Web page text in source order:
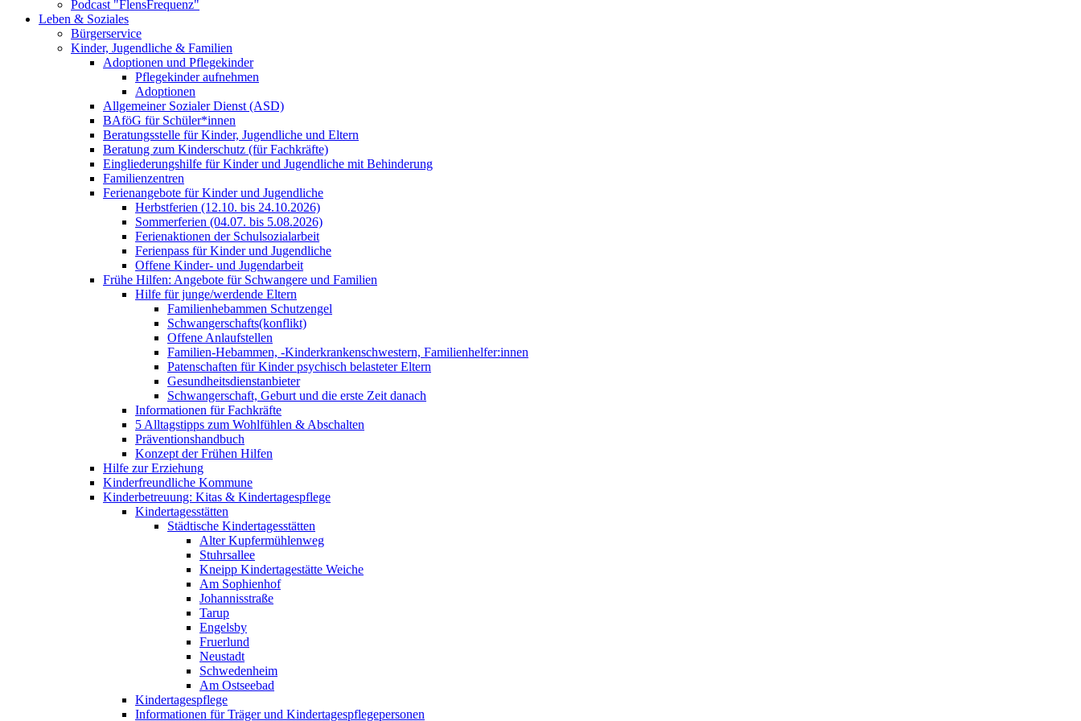
Podcast "FlensFrequenz"
Leben & Soziales
Bürgerservice
Kinder, Jugendliche & Familien
Adoptionen und Pflegekinder
Pflegekinder aufnehmen
Adoptionen
Allgemeiner Sozialer Dienst (ASD)
BAföG für Schüler*innen
Beratungsstelle für Kinder, Jugendliche und Eltern
Beratung zum Kinderschutz (für Fachkräfte)
Eingliederungshilfe für Kinder und Jugendliche mit Behinderung
Familienzentren
Ferienangebote für Kinder und Jugendliche
Herbstferien (12.10. bis 24.10.2026)
Sommerferien (04.07. bis 5.08.2026)
Ferienaktionen der Schulsozialarbeit
Ferienpass für Kinder und Jugendliche
Offene Kinder- und Jugendarbeit
Frühe Hilfen: Angebote für Schwangere und Familien
Hilfe für junge/werdende Eltern
Familienhebammen Schutzengel
Schwangerschafts(konflikt)
Offene Anlaufstellen
Familien-Hebammen, -Kinderkrankenschwestern, Familienhelfer:innen
Patenschaften für Kinder psychisch belasteter Eltern
Gesundheitsdienstanbieter
Schwangerschaft, Geburt und die erste Zeit danach
Informationen für Fachkräfte
5 Alltagstipps zum Wohlfühlen & Abschalten
Präventionshandbuch
Konzept der Frühen Hilfen
Hilfe zur Erziehung
Kinderfreundliche Kommune
Kinderbetreuung: Kitas & Kindertagespflege
Kindertagesstätten
Städtische Kindertagesstätten
Alter Kupfermühlenweg
Stuhrsallee
Kneipp Kindertagestätte Weiche
Am Sophienhof
Johannisstraße
Tarup
Engelsby
Fruerlund
Neustadt
Schwedenheim
Am Ostseebad
Kindertagespflege
Informationen für Träger und Kindertagespflegepersonen